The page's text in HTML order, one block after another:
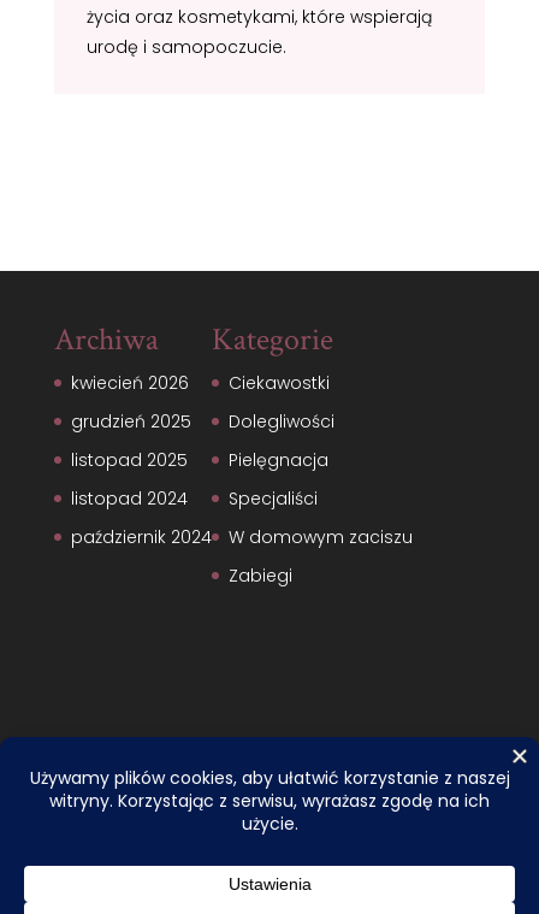
życia oraz kosmetykami, które wspierają
urodę i samopoczucie.
Archiwa
kwiecień 2026
grudzień 2025
listopad 2025
listopad 2024
październik 2024
Kategorie
Ciekawostki
Dolegliwości
Pielęgnacja
Specjaliści
W domowym zaciszu
Zabiegi